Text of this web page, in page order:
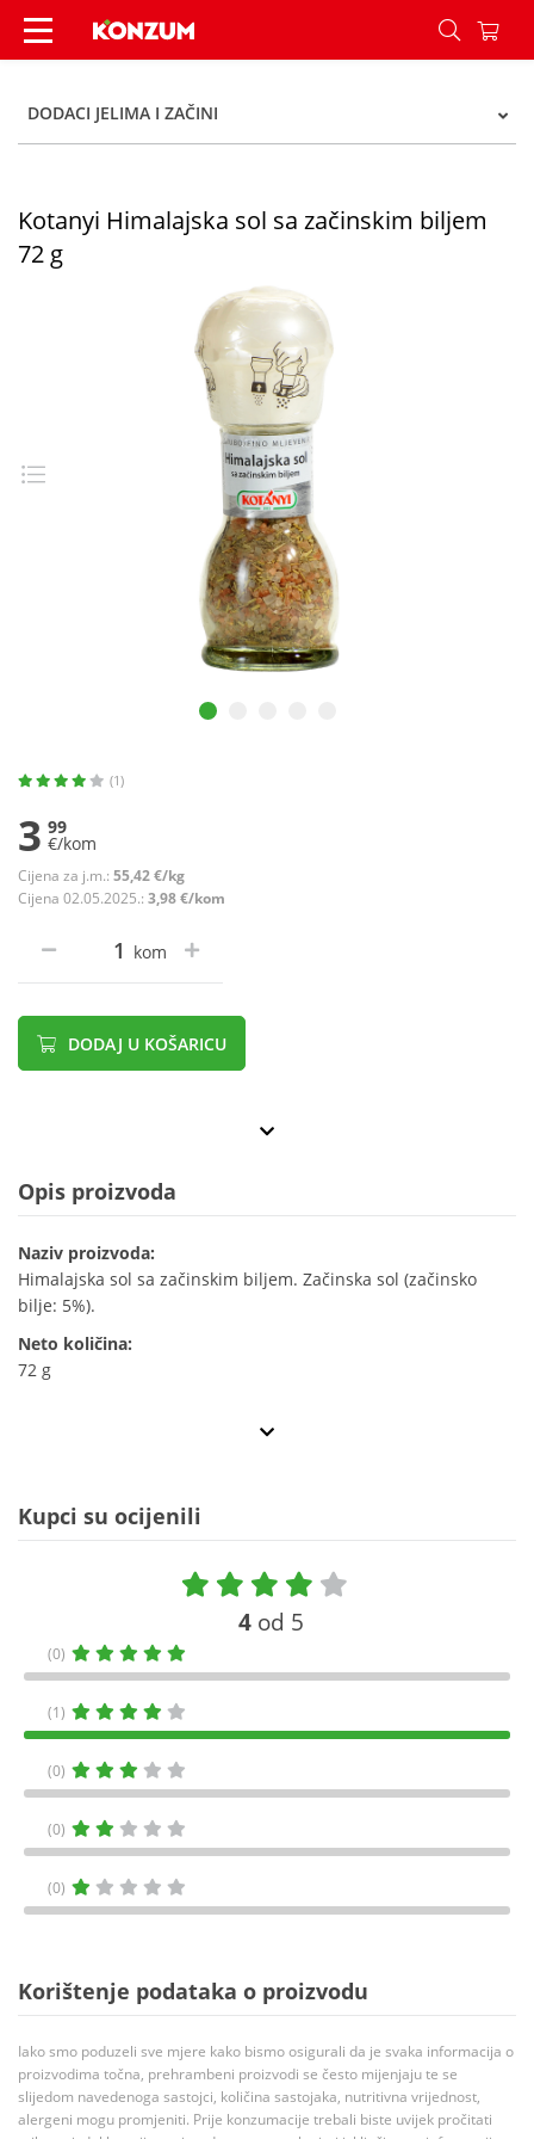
Kotanyi Himalajska sol sa začinskim biljem 72 g
DODACI JELIMA I ZAČINI
Kotanyi Himalajska sol sa začinskim biljem
72 g
(1)
3 99
€/kom
Cijena za j.m.: 55,42 €/kg
Cijena 02.05.2025.: 3,98 €/kom
kom
DODAJ U KOŠARICU
Opis proizvoda
Naziv proizvoda:
Himalajska sol sa začinskim biljem. Začinska sol (začinsko
bilje: 5%).
Neto količina:
72 g
Kupci su ocijenili
4 od 5
(0)
(1)
(0)
(0)
(0)
Korištenje podataka o proizvodu
Iako smo poduzeli sve mjere kako bismo osigurali da je svaka informacija o
proizvodima točna, prehrambeni proizvodi se često mijenjaju te se
slijedom navedenoga sastojci, količina sastojaka, nutritivna vrijednost,
alergeni mogu promjeniti. Prije konzumacije trebali biste uvijek pročitati